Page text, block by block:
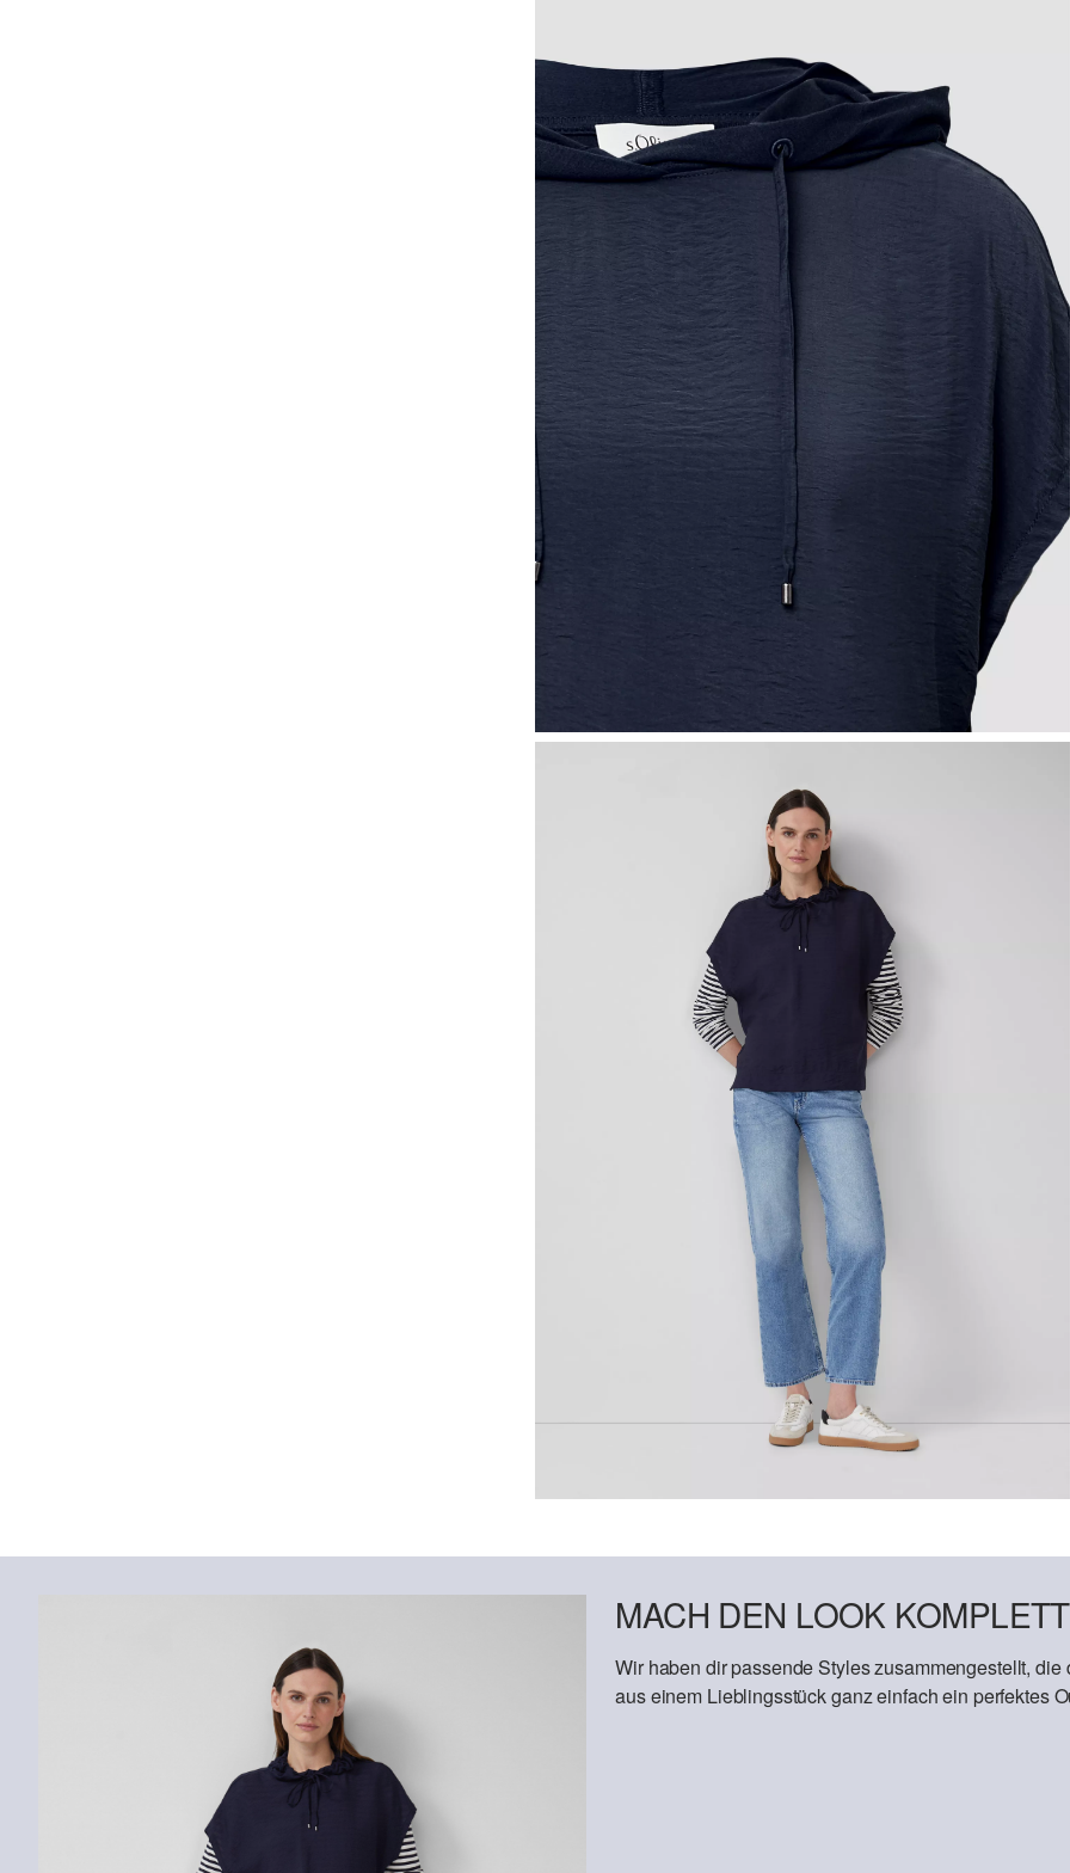
MACH DEN LOOK KOMPLETT
Wir haben dir passende Styles zusammengestellt,
aus einem Lieblingsstück ganz einfach ein perfektes